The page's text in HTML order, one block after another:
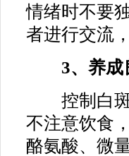
情绪时不要
者进行交流
3、养成良
控制白斑
不注意饮食
酪氨酸、微